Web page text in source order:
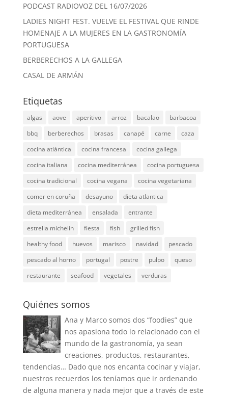
PODCAST RADIOVOZ DEL 16/07/2026
LADIES NIGHT FEST. VUELVE EL FESTIVAL QUE RINDE
HOMENAJE A LA MUJERES EN LA GASTRONOMÍA
PORTUGUESA
BERBERECHOS A LA GALLEGA
CASAL DE ARMÁN
Etiquetas
algas aove aperitivo arroz bacalao
barbacoa
bbq
berberechos brasas canapé carne
caza
cocina atlántica
cocina francesa
cocina gallega
cocina italiana
cocina mediterránea
cocina portuguesa
cocina tradicional
cocina vegana
cocina vegetariana
comer en coruña
desayuno
dieta atlantica
dieta mediterránea
ensalada
entrante
estrella michelin
fiesta fish
grilled fish
healthy food
huevos marisco navidad
pescado
pescado al horno
portugal postre pulpo
queso
restaurante
seafood vegetales verduras
Quiénes somos
Ana y Marco somos dos “foodies” que
nos apasiona todo lo relacionado con el
mundo de la gastronomía, ya sean
creaciones, productos, restaurantes,
tendencias… Dado que nos encanta cocinar y viajar,
nuestros recuerdos los teníamos que ir ordenando
de alguna manera y nada mejor que a través de este